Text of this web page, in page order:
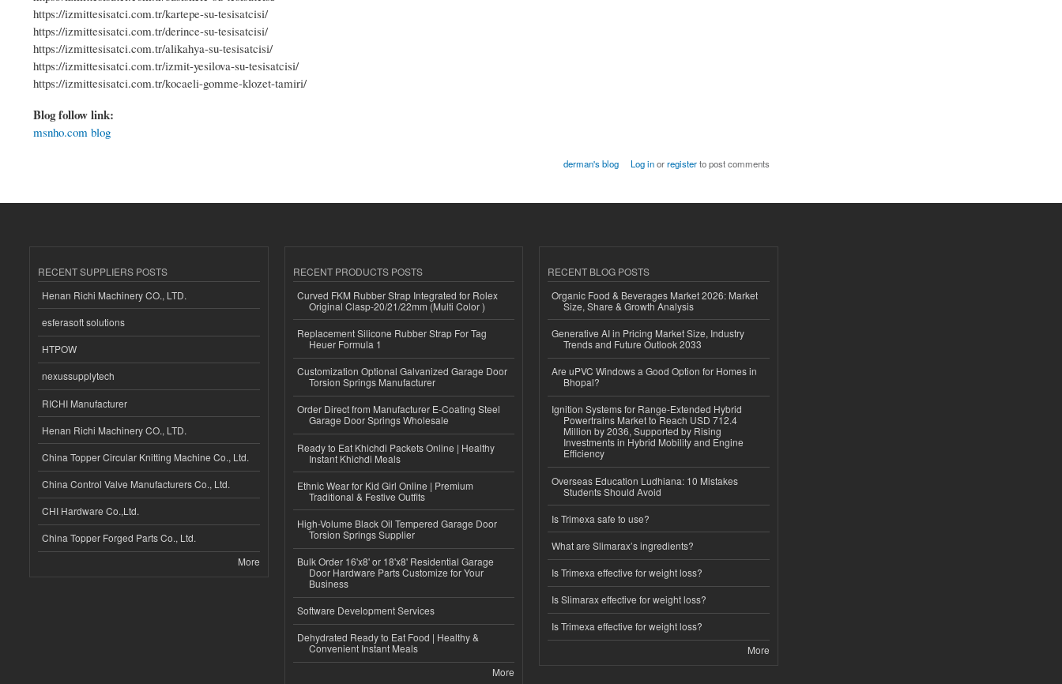
https://izmittesisatci.com.tr/kartepe-su-tesisatcisi/
https://izmittesisatci.com.tr/derince-su-tesisatcisi/
https://izmittesisatci.com.tr/alikahya-su-tesisatcisi/
https://izmittesisatci.com.tr/izmit-yesilova-su-tesisatcisi/
https://izmittesisatci.com.tr/kocaeli-gomme-klozet-tamiri/
Blog follow link:
msnho.com blog
derman's blog Log inorregisterto post comments
RECENT SUPPLIERS POSTS
Henan Richi Machinery CO., LTD.
esferasoft solutions
HTPOW
nexussupplytech
RICHI Manufacturer
Henan Richi Machinery CO., LTD.
China Topper Circular Knitting Machine Co., Ltd.
China Control Valve Manufacturers Co., Ltd.
CHI Hardware Co.,Ltd.
China Topper Forged Parts Co., Ltd.
More
RECENT PRODUCTS POSTS
Curved FKM Rubber Strap Integrated for Rolex
Original Clasp-20/21/22mm (Multi Color )
Replacement Silicone Rubber Strap For Tag
Heuer Formula 1
Customization Optional Galvanized Garage Door
Torsion Springs Manufacturer
Order Direct from Manufacturer E-Coating Steel
Garage Door Springs Wholesale
Ready to Eat Khichdi Packets Online | Healthy
Instant Khichdi Meals
Ethnic Wear for Kid Girl Online | Premium
Traditional & Festive Outfits
High-Volume Black Oil Tempered Garage Door
Torsion Springs Supplier
Bulk Order 16'x8' or 18'x8' Residential Garage
Door Hardware Parts Customize for Your
Business
Software Development Services
Dehydrated Ready to Eat Food | Healthy &
Convenient Instant Meals
More
RECENT BLOG POSTS
Organic Food & Beverages Market 2026: Market
Size, Share & Growth Analysis
Generative AI in Pricing Market Size, Industry
Trends and Future Outlook 2033
Are uPVC Windows a Good Option for Homes in
Bhopal?
Ignition Systems for Range-Extended Hybrid
Powertrains Market to Reach USD 712.4
Million by 2036, Supported by Rising
Investments in Hybrid Mobility and Engine
Efficiency
Overseas Education Ludhiana: 10 Mistakes
Students Should Avoid
Is Trimexa safe to use?
What are Slimarax’s ingredients?
Is Trimexa effective for weight loss?
Is Slimarax effective for weight loss?
Is Trimexa effective for weight loss?
More